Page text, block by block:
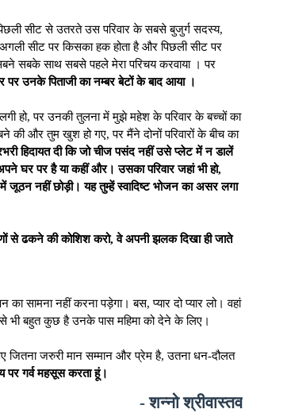
सीट से उतरते उस परिवार के सबसे बुजुर्ग सदस्य,
सीट पर किसका हक होता है और पिछली सीट पर
सबके साथ सबसे पहले मेरा परिचय करवाया । पर
उनके पिताजी का नम्बर बेटों के बाद आया ।
हो, पर उनकी तुलना में मुझे महेश के परिवार के बच्चों का
की और तुम खुश हो गए, पर मैंने दोनों परिवारों के बीच का
हिदायत दी कि जो चीज पसंद नहीं उसे प्लेट में न डालें
घर पर है या कहीं और। उसका परिवार जहां भी हो,
नहीं छोड़ी। यह तुम्हें स्वादिष्ट भोजन का असर लगा
से ढकने की कोशिश करो, वे अपनी झलक दिखा ही जाते
सामना नहीं करना पड़ेगा। बस, प्यार दो प्यार लो। वहां
भी बहुत कुछ है उनके पास महिमा को देने के लिए।
जितना जरुरी मान सम्मान और प्रेम है, उतना धन-दौलत
गर्व महसूस करता हूं।
- शन्नो श्रीवास्तव